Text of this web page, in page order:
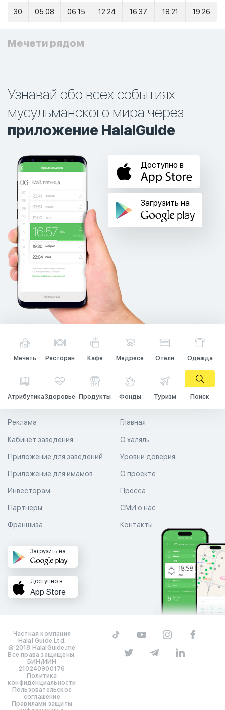
30 05:08 06:15 12:24 16:37 18:21 19:26
Мечети рядом
Узнавай обо всех событиях
мусульманского мира через
приложение HalalGuide
Доступно в
Загрузить на
Мечеть Ресторан Кафе Медресе Отели Одежда
АтрибутикаЗдоровье Продукты Фонды Туризм Поиск
Главная
О халяль
Уровни доверия
Реклама
Кабинет заведения
Приложение для заведений
Приложение для имамов О проекте
Пресса
СМИ о нас
Контакты
Инвесторам
Партнеры
Франшиза
Загрузить на
Доступно в
App Store
Частная компания
Halal Guide Ltd.
© 2018 HalalGuide.me
Все права защищены.
БИН/ИИН
210240900176
Политика
конфиденциальности
Пользовательское
соглашение
Правилами защиты